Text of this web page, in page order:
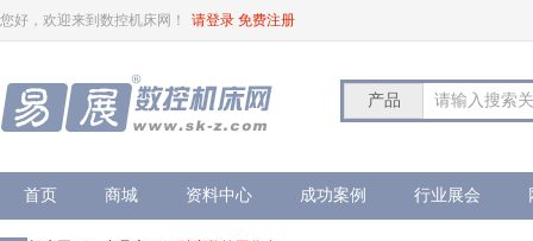
您好，欢迎来到数控机床网！ 请登录 免费注册
产品 请输入搜索
首页 商城 资料中心 成功案例 行业展会